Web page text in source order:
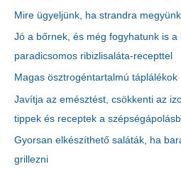
Mire ügyeljünk, ha strandra
Jó a bőrnek, és még fogyhatunk is a
paradicsomos ribizlisaláta-recepttel
Magas ösztrogéntartalmú táplálékok
Javítja az emésztést, csökkenti az
tippek és receptek a
Gyorsan elkészíthető saláták, ha
grillezni